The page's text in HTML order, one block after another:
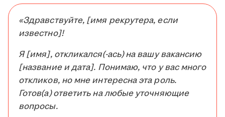
«Здравствуйте, [имя рекрутера, если
известно]!
Я [имя], откликался(-ась) на вашу вакансию
[название и дата]. Понимаю, что у вас много
откликов, но мне интересна эта роль.
Готов(а) ответить на любые уточняющие
вопросы.